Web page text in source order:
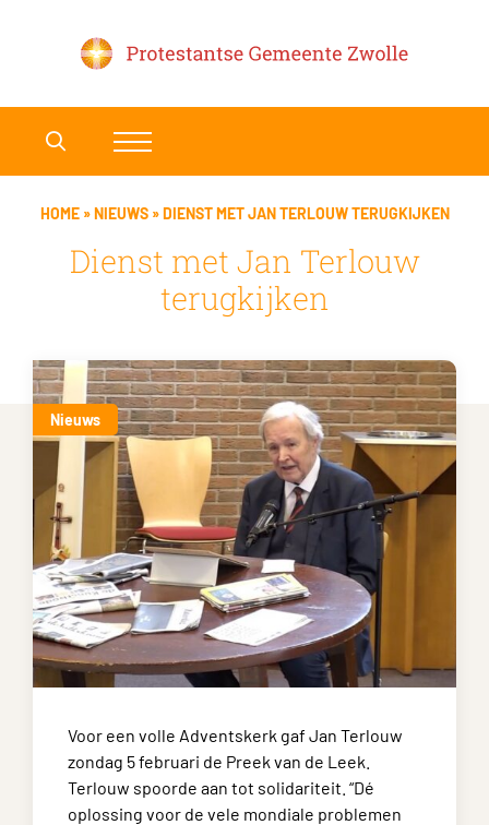
HOME»NIEUWS»DIENST MET JAN TERLOUW TERUGKIJKEN
Dienst met Jan Terlouw
terugkijken
Nieuws
Voor een volle Adventskerk gaf Jan Terlouw
zondag 5 februari de Preek van de Leek.
Terlouw spoorde aan tot solidariteit. “Dé
oplossing voor de vele mondiale problemen